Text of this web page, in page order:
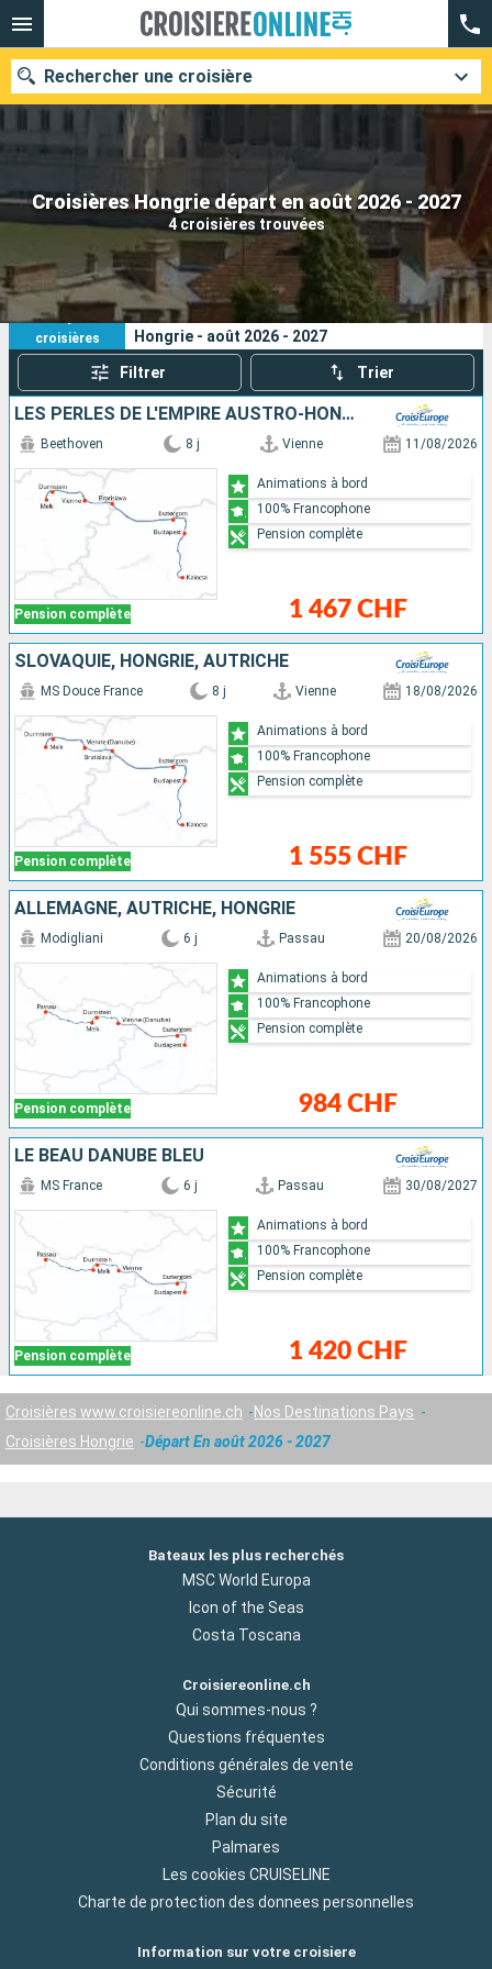
Croisières Hongrie départ en août 2026 - 2027
4 croisières trouvées
Rechercher une croisière
Nos destinations
Mois de départ
Ports Compagnies
Rechercher
4
croisières
Vos critères de recherche :
Hongrie - août 2026 - 2027
Filtrer Trier
LES PERLES DE L'EMPIRE AUSTRO-HONGROIS
Pension complète
Beethoven 8 j Vienne 11/08/2026
1 467 CHF
Animations à bord
100% Francophone
Pension complète
SLOVAQUIE, HONGRIE, AUTRICHE
Pension complète
MS Douce France 8 j Vienne 18/08/2026
1 555 CHF
Animations à bord
100% Francophone
Pension complète
ALLEMAGNE, AUTRICHE, HONGRIE
Pension complète
Modigliani 6 j Passau 20/08/2026
984 CHF
Animations à bord
100% Francophone
Pension complète
LE BEAU DANUBE BLEU
Pension complète
MS France 6 j Passau 30/08/2027
1 420 CHF
Animations à bord
100% Francophone
Pension complète
Croisières www.croisiereonline.ch
Nos Destinations Pays
Croisières Hongrie
Départ En août 2026 - 2027
Bateaux les plus recherchés
MSC World Europa
Icon of the Seas
Costa Toscana
Croisiereonline.ch
Qui sommes-nous ?
Questions fréquentes
Conditions générales de vente
Sécurité
Plan du site
Palmares
Les cookies CRUISELINE
Charte de protection des donnees personnelles
Information sur votre croisiere